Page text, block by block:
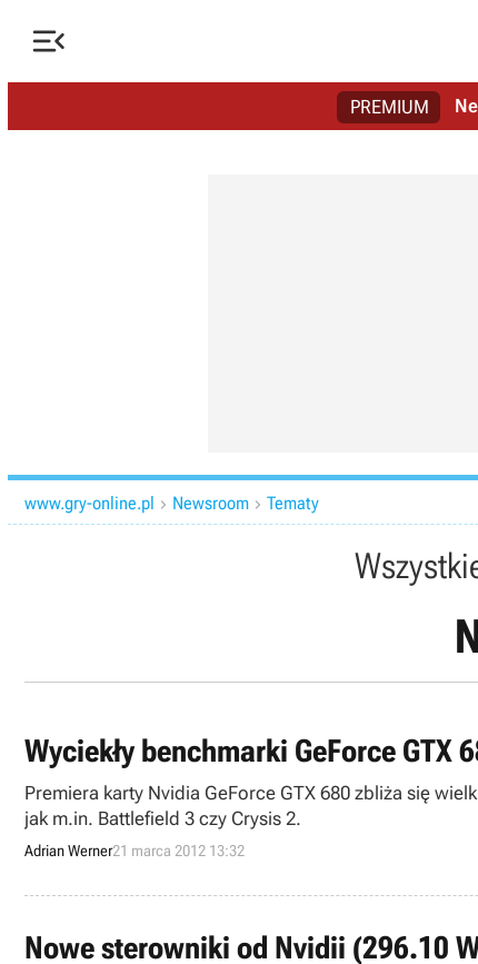

PREMIUM
www.gry-online.pl  Newsroom  Tematy
Wyciekły benchmarki GeForce GTX
Premiera karty Nvidia GeForce GTX 680 zbliża się
jak m.in. Battlefield 3 czy Crysis 2.
Adrian Werner21 marca 2012 13:32
Nowe sterowniki od Nvidii (296.10